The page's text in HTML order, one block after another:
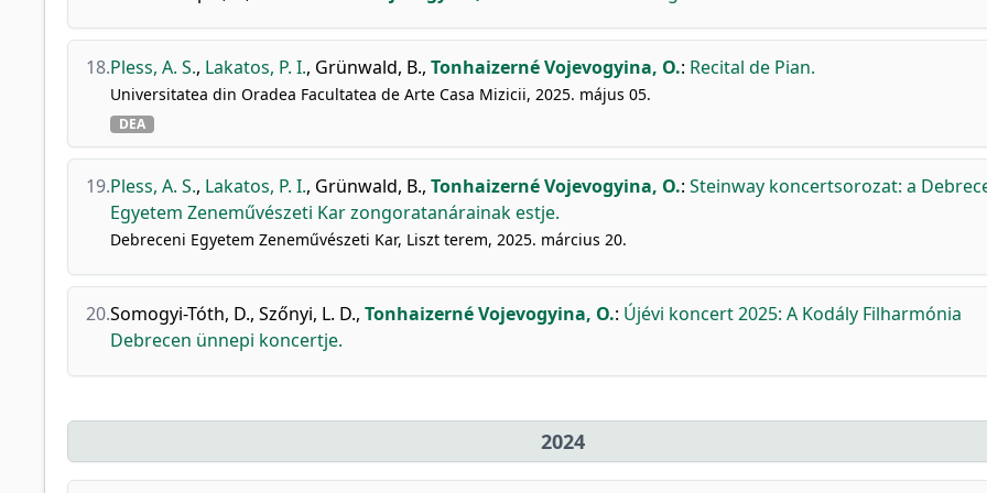
18.Pless, A. S., Lakatos, P. I., Grünwald, B., Tonhaizerné Vojevogyina, O.: Recital de Pian.
Universitatea din Oradea Facultatea de Arte Casa Mizicii, 2025. május 05.
DEA
19.Pless, A. S., Lakatos, P. I., Grünwald, B., Tonhaizerné Vojevogyina, O.: Steinway koncertsorozat: a
Egyetem Zeneművészeti Kar zongoratanárainak estje.
Debreceni Egyetem Zeneművészeti Kar, Liszt terem, 2025. március 20.
20.Somogyi-Tóth, D., Szőnyi, L. D., Tonhaizerné Vojevogyina, O.: Újévi koncert 2025: A Kodály Filharmónia
Debrecen ünnepi koncertje.
2024